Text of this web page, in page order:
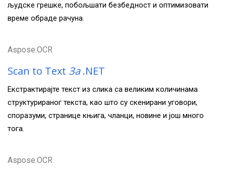
људске грешке, побољшати безбедност и оптимизовати
време обраде рачуна.
Aspose.OCR
Scan to Text За.NET
Екстрактирајте текст из слика са великим количинама
структурираног текста, као што су скенирани уговори,
споразуми, странице књига, чланци, новине и још много
тога.
Aspose.OCR